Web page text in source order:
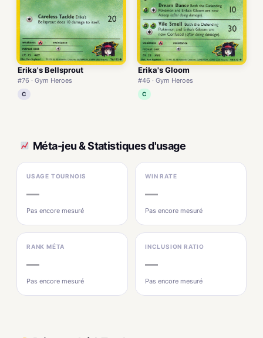
Erika's Bellsprout
#76 · Gym Heroes
C
Erika's Gloom
#46 · Gym Heroes
C
Méta-jeu & Statistiques d'usage
USAGE TOURNOIS
—
Pas encore mesuré
WIN RATE
—
Pas encore mesuré
RANK MÉTA
—
Pas encore mesuré
INCLUSION RATIO
—
Pas encore mesuré